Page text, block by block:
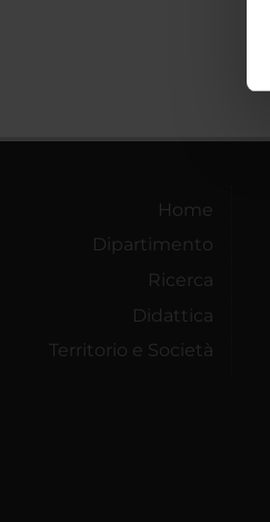
Home
Dipartimento
Ricerca
Didattica
Territorio e Società